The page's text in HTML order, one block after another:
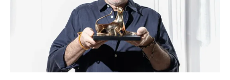
Estados
Aguascalientes Baja California
Baja California Sur Campeche
Chiapas
Chihuahua
Ciudad de México Coahuila